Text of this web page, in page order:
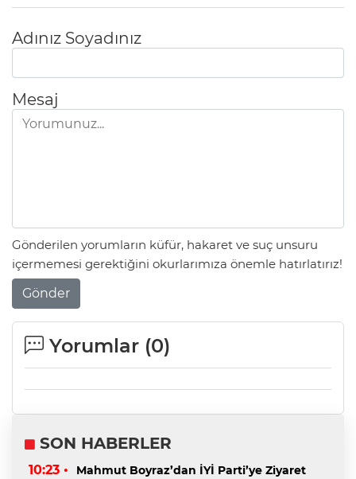
Adınız Soyadınız
Mesaj
Gönderilen yorumların küfür, hakaret ve suç unsuru
içermemesi gerektiğini okurlarımıza önemle hatırlatırız!
Gönder
Yorumlar (0)
SON HABERLER
10:23 • Mahmut Boyraz’dan İYİ Parti’ye Ziyaret